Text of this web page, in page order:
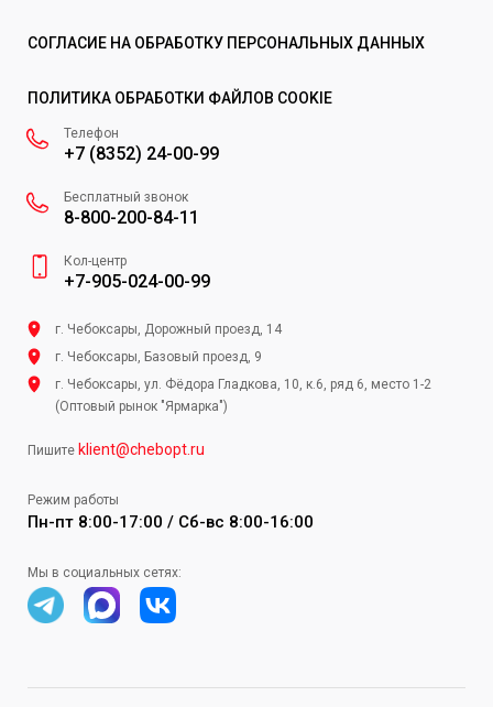
СОГЛАСИЕ НА ОБРАБОТКУ ПЕРСОНАЛЬНЫХ ДАННЫХ
ПОЛИТИКА ОБРАБОТКИ ФАЙЛОВ COOKIE
Телефон
+7 (8352) 24-00-99
Бесплатный звонок
8-800-200-84-11
Кол-центр
+7-905-024-00-99
г. Чебоксары, Дорожный проезд, 14
г. Чебоксары, Базовый проезд, 9
г. Чебоксары, ул. Фёдора Гладкова, 10, к.6, ряд 6, место 1-2
(Оптовый рынок "Ярмарка")
Пишите klient@chebopt.ru
Режим работы
Пн-пт 8:00-17:00 / Сб-вс 8:00-16:00
Мы в социальных сетях: